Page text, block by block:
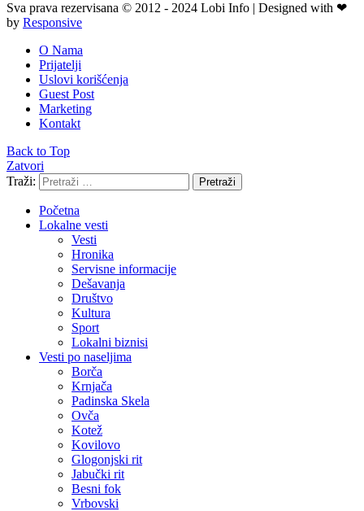
Sva prava rezervisana © 2012 - 2024 Lobi Info | Designed with ❤
by Responsive
O Nama
Prijatelji
Uslovi korišćenja
Guest Post
Marketing
Kontakt
Back to Top
Zatvori
Traži:
Pretraži
Početna
Lokalne vesti
Vesti
Hronika
Servisne informacije
Dešavanja
Društvo
Kultura
Sport
Lokalni biznisi
Vesti po naseljima
Borča
Krnjača
Padinska Skela
Ovča
Kotež
Kovilovo
Glogonjski rit
Jabučki rit
Besni fok
Vrbovski